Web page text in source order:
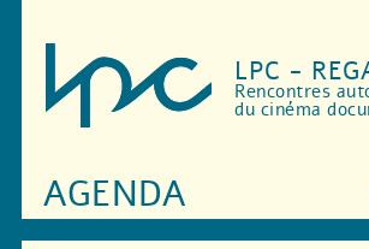
LPC -
Rencontres
du cinéma
AGENDA